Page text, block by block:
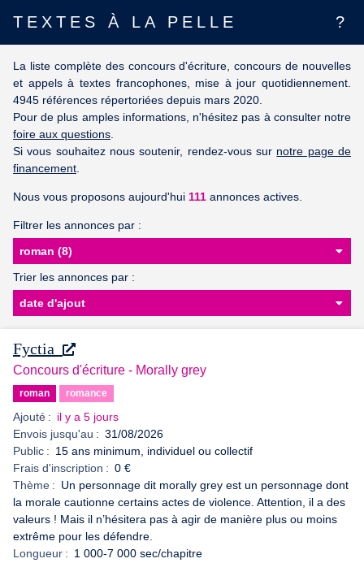
TEXTES À LA PELLE ?
La liste complète des concours d'écriture, concours de nouvelles
et appels à textes francophones, mise à jour quotidiennement.
4945 références répertoriées depuis mars 2020.
Pour de plus amples informations, n'hésitez pas à consulter notre
foire aux questions
Si vous souhaitez nous soutenir, rendez-vous sur notre page de
financement
Nous vous proposons aujourd'hui 111 annonces actives.
Filtrer les annonces par :
Trier les annonces par :
Fyctia
Concours d'écriture - Morally grey
roman romance
Ajouté : il y a 5 jours
Envois jusqu'au : 31/08/2026
Public : 15 ans minimum, individuel ou collectif
Frais d'inscription : 0 €
Thème : Un personnage dit morally grey est un personnage dont
la morale cautionne certains actes de violence. Attention, il a des
valeurs ! Mais il n’hésitera pas à agir de manière plus ou moins
extrême pour les défendre.
Longueur : 1 000-7 000 sec/chapitre